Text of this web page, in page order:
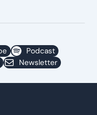
Podcast
Newsletter